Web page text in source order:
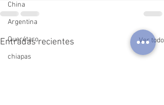
China
Argentina
Querétaro
chiapas
Entradas recientes Ver todo